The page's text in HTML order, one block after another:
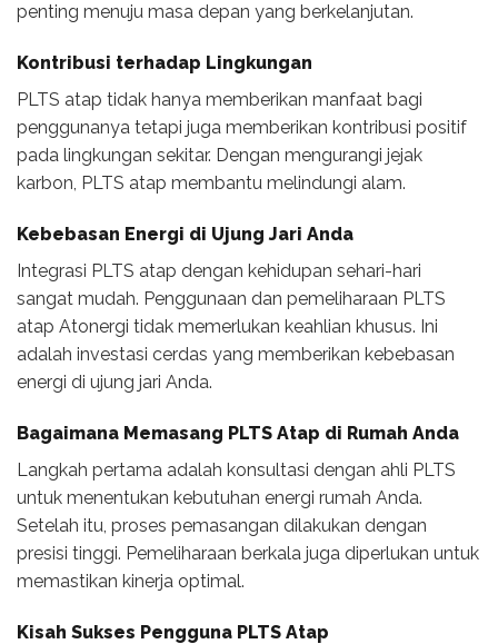
penting menuju masa depan yang berkelanjutan.
Kontribusi terhadap Lingkungan
PLTS atap tidak hanya memberikan manfaat bagi
penggunanya tetapi juga memberikan kontribusi positif
pada lingkungan sekitar. Dengan mengurangi jejak
karbon, PLTS atap membantu melindungi alam.
Kebebasan Energi di Ujung Jari Anda
Integrasi PLTS atap dengan kehidupan sehari-hari
sangat mudah. Penggunaan dan pemeliharaan PLTS
atap Atonergi tidak memerlukan keahlian khusus. Ini
adalah investasi cerdas yang memberikan kebebasan
energi di ujung jari Anda.
Bagaimana Memasang PLTS Atap di Rumah Anda
Langkah pertama adalah konsultasi dengan ahli PLTS
untuk menentukan kebutuhan energi rumah Anda.
Setelah itu, proses pemasangan dilakukan dengan
presisi tinggi. Pemeliharaan berkala juga diperlukan untuk
memastikan kinerja optimal.
Kisah Sukses Pengguna PLTS Atap